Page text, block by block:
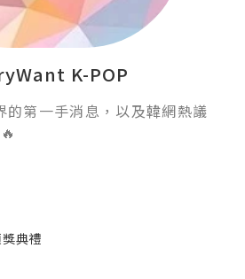
K-POP
的第一手消息，以及韓網熱議
典禮